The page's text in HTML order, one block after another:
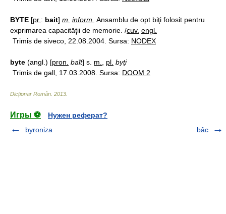
BYTE [pr. : bait] m. inform. Ansamblu de opt biţi folosit pentru
exprimarea capacităţii de memorie. /cuv. engl.
Trimis de siveco, 22.08.2004. Sursa: NODEX
byte (angl.) [pron. baĭt] s. m. pl. byţi
Trimis de gall, 17.03.2008. Sursa: DOOM 2
Dicționar Român 2013
Игры ⚽
Нужен реферат?
byroniza
bâc